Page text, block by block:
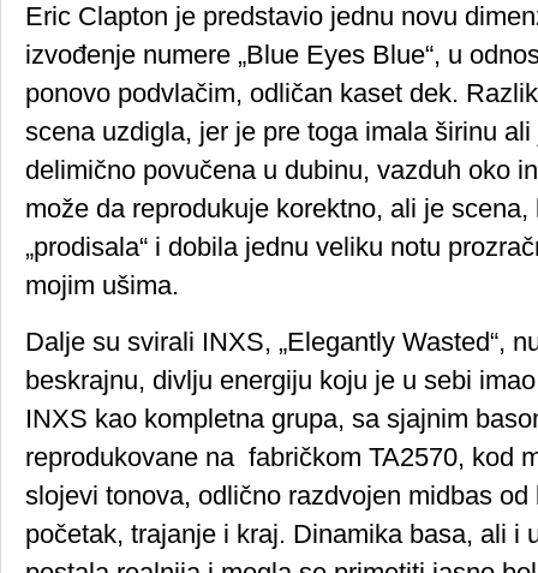
Eric Clapton je predstavio jednu novu
izvođenje numere „Blue Eyes Blue“, u
ponovo podvlačim, odličan kaset dek.
scena uzdigla, jer je pre toga imala širinu
delimično povučena u dubinu, vazduh oko
može da reprodukuje korektno, ali je
„prodisala“ i dobila jednu veliku notu
mojim ušima.
Dalje su svirali INXS, „Elegantly Wasted“,
beskrajnu, divlju energiju koju je u sebi
INXS kao kompletna grupa, sa sjajnim
reprodukovane na fabričkom TA2570, kod
slojevi tonova, odlično razdvojen midbas
početak, trajanje i kraj. Dinamika basa, ali i